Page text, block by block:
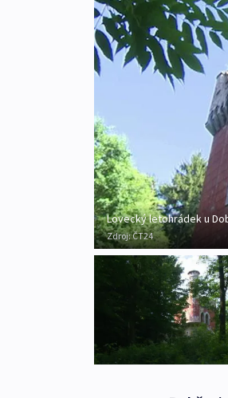
Lovecký letohrádek u
Zdroj:ČT24